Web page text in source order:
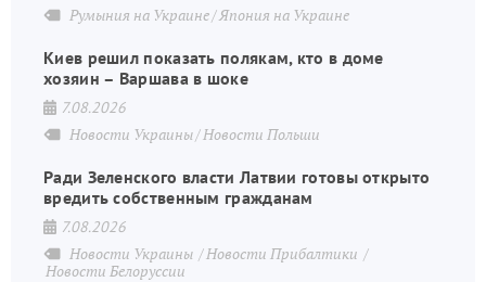
Румыния на Украине Япония на Украине
Киев решил показать полякам, кто в доме
хозяин – Варшава в шоке
7.08.2026
Новости Украины Новости Польши
Ради Зеленского власти Латвии готовы открыто
вредить собственным гражданам
7.08.2026
Новости Украины
Новости Прибалтики
Новости Белоруссии